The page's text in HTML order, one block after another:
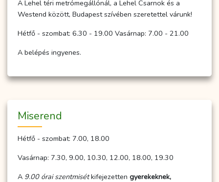
A Lehel téri metrómegállónál, a Lehel Csarnok és a
Westend között, Budapest szívében szeretettel várunk!
Hétfő - szombat: 6.30 - 19.00 Vasárnap: 7.00 - 21.00
A belépés ingyenes.
Miserend
Hétfő - szombat: 7.00, 18.00
Vasárnap: 7.30, 9.00, 10.30, 12.00, 18.00, 19.30
A 9.00 órai szentmisétkifejezetten gyerekeknek,